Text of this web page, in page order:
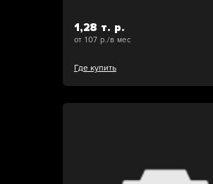
1,28 т. р.
от 107 р./в мес
Где купить